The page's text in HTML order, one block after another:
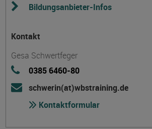
Bildungsanbieter-Infos
Kontakt
Gesa Schwertfeger
0385 6460-80
schwerin(at)wbstraining.de
Kontaktformular